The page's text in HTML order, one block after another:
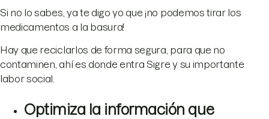
Si no lo sabes, ya te digo yo que ¡no podemos tirar los
medicamentos a la basura!
Hay que reciclarlos de forma segura, para que no
contaminen, ahí es donde entra Sigre y su importante
labor social.
Optimiza la información que